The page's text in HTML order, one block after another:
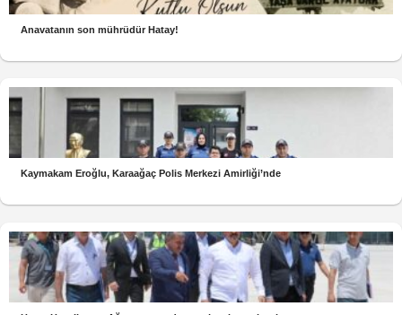
Anavatanın son mührüdür Hatay!
Kaymakam Eroğlu, Karaağaç Polis Merkezi Amirliği’nde